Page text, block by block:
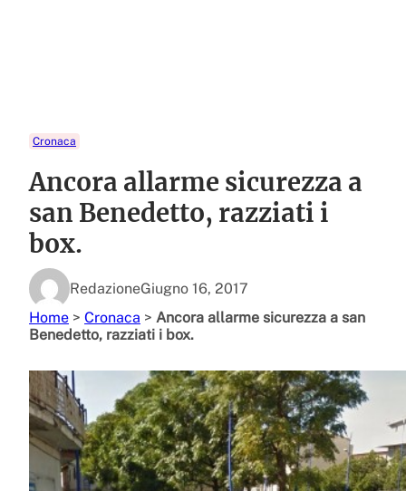
Cronaca
Ancora allarme sicurezza a
san Benedetto, razziati i
box.
RedazioneGiugno 16, 2017
Home > Cronaca > Ancora allarme sicurezza a san
Benedetto, razziati i box.